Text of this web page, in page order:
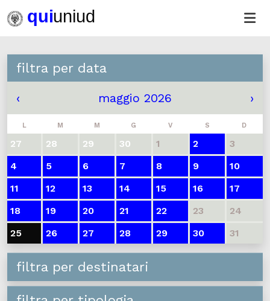
filtra per data
‹ maggio 2026 ›
L M M G V S D
27 28 29 30 1 2
3
4
5 6 7 8 9
10
11
12 13 14 15 16
17
18
19 20 21 22 23
24
25
26 27 28 29 30 31
filtra per destinatari